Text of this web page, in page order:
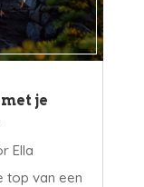
je
Ella
top van een